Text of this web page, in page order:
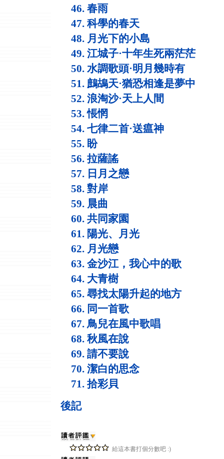
46. 春雨
47. 科學的春天
48. 月光下的小島
49. 江城子·十年生死兩茫茫
50. 水調歌頭·明月幾時有
51. 鷓鴣天·猶恐相逢是夢中
52. 浪淘沙·天上人間
53. 悵惘
54. 七律二首·送瘟神
55. 盼
56. 拉薩謠
57. 日月之戀
58. 對岸
59. 晨曲
60. 共同家園
61. 陽光、月光
62. 月光戀
63. 金沙江，我心中的歌
64. 大青樹
65. 尋找太陽升起的地方
66. 同一首歌
67. 鳥兒在風中歌唱
68. 秋風在說
69. 請不要說
70. 潔白的思念
71. 拾彩貝
後記
給這本書打個分數吧 :)